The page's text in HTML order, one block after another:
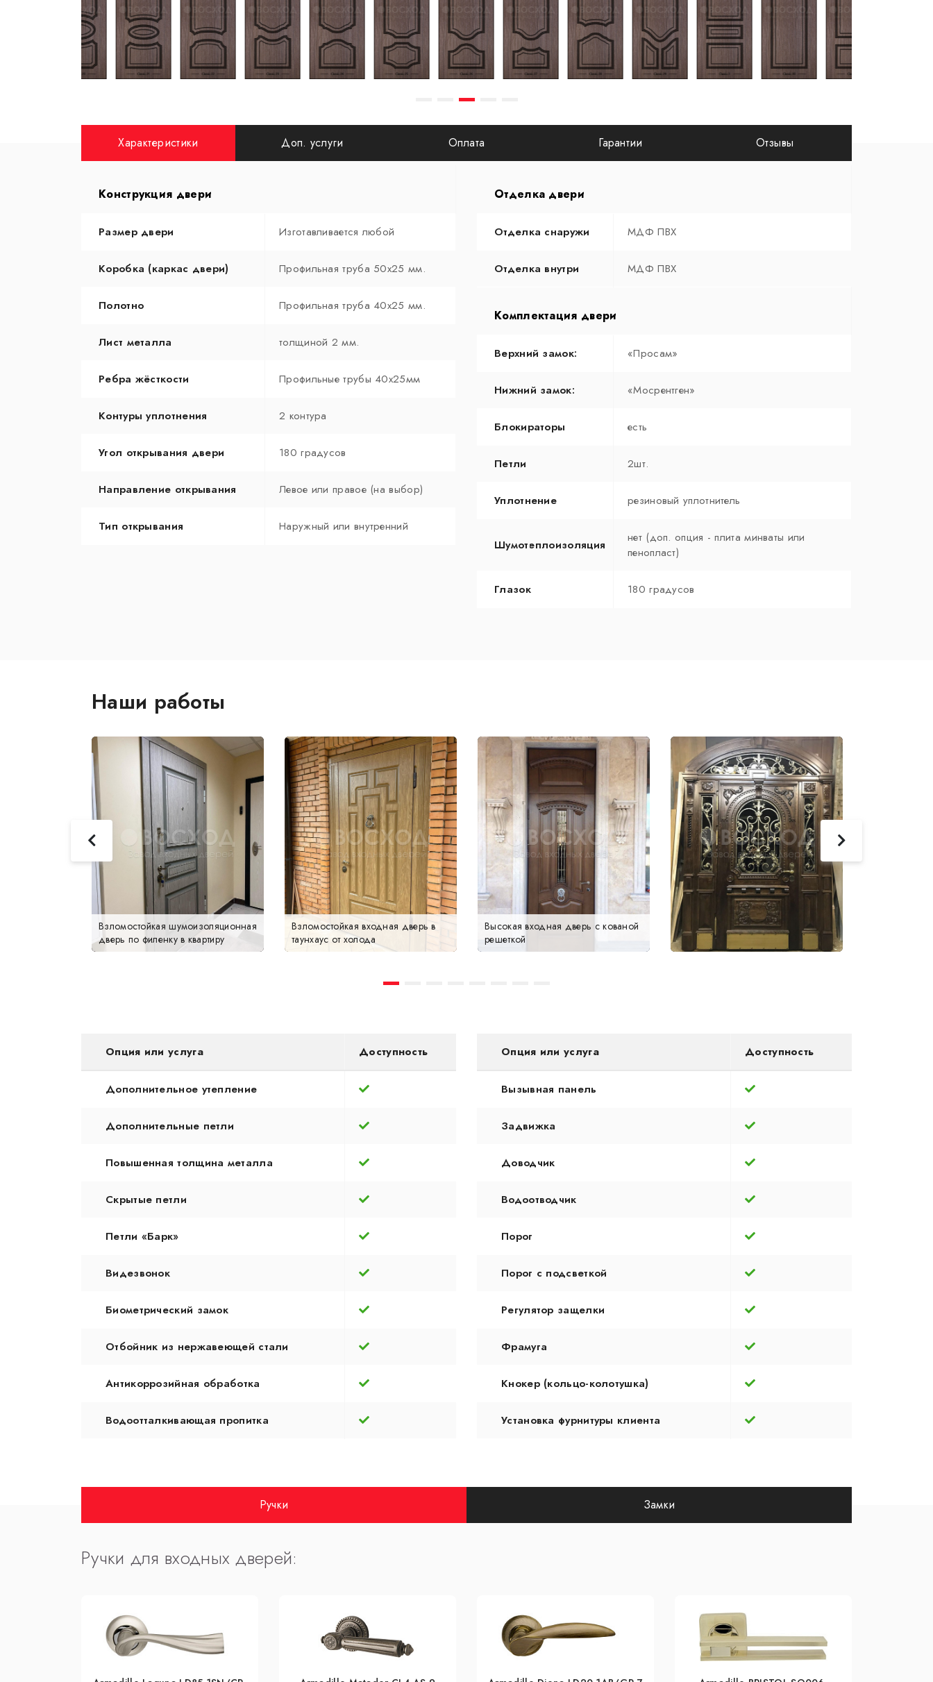
Характеристики Доп. услуги Оплата Гарантии Отзывы
Конструкция двери
Размер двери Изготавливается любой
Коробка (каркас двери) Профильная труба 50х25 мм.
Полотно Профильная труба 40х25 мм.
Лист металла толщиной 2 мм.
Ребра жёсткости Профильные трубы 40х25мм
Контуры уплотнения 2 контура
Угол открывания двери 180 градусов
Направление открывания Левое или правое (на выбор)
Тип открывания Наружный или внутренний
Отделка двери
Отделка снаружи МДФ ПВХ
Отделка внутри МДФ ПВХ
Комплектация двери
Верхний замок: «Просам»
Нижний замок: «Мосрентген»
Блокираторы есть
Петли 2шт.
Уплотнение резиновый уплотнитель
Шумотеплоизоляция
нет (доп. опция - плита минваты или
пенопласт)
Глазок 180 градусов
Наши работы
Взломостойкая шумоизоляционная
дверь по филенку в квартиру
Взломостойкая входная дверь в
таунхаус от холода
Высокая входная дверь с кованой
решеткой
Опция или услуга Доступность
Дополнительное утепление
Дополнительные петли
Повышенная толщина металла
Скрытые петли
Петли «Барк»
Видезвонок
Биометрический замок
Отбойник из нержавеющей стали
Антикоррозийная обработка
Водоотталкивающая пропитка
Опция или услуга Доступность
Вызывная панель
Задвижка
Доводчик
Водоотводчик
Порог
Порог с подсветкой
Регулятор защелки
Фрамуга
Кнокер (кольцо-колотушка)
Установка фурнитуры клиента
Ручки Замки
Ручки для входных дверей: